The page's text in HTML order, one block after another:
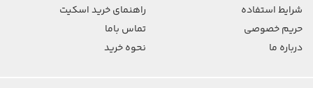
شرایط استفاده
حریم خصوصی
درباره ما
راهنمای خرید اسکیت
تماس باما
نحوه خرید